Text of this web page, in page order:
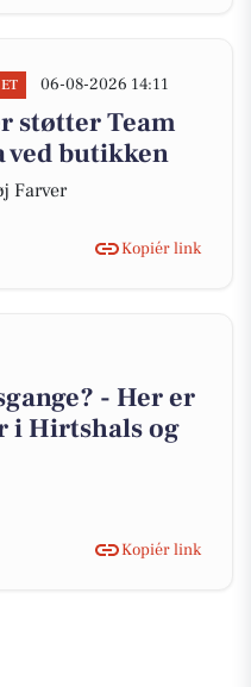
06-08-2026 14:11
støtter Team
butikken
Farver
Kopiér link
- Her er
i Hirtshals og
Kopiér link